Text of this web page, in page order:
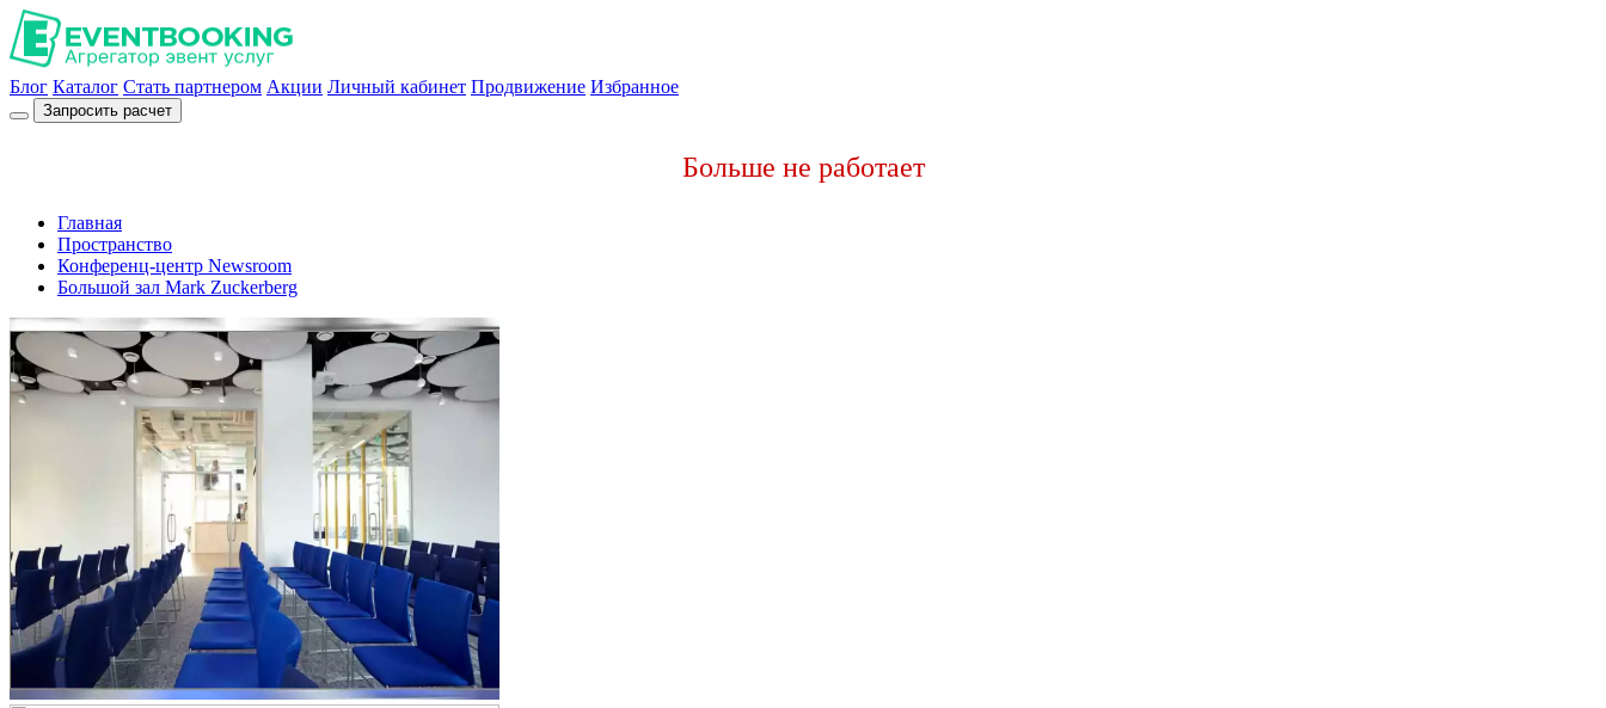
Блог Каталог Стать партнером Акции Личный кабинет Продвижение Избранное
Запросить расчет
Больше не работает
Главная
Пространство
Конференц-центр Newsroom
Большой зал Mark Zuckerberg